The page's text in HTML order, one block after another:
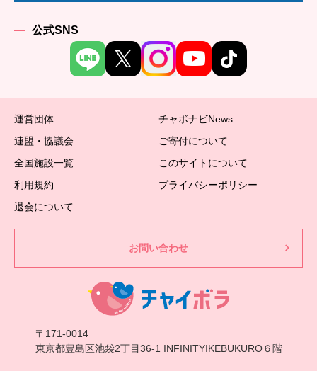
公式SNS
運営団体
チャボナビNews
連盟・協議会
ご寄付について
全国施設一覧
このサイトについて
利用規約
プライバシーポリシー
退会について
お問い合わせ
〒171-0014
東京都豊島区池袋2丁目36-1 INFINITYIKEBUKURO６階